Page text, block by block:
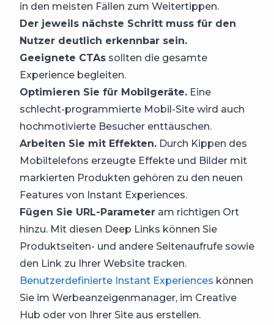
in den meisten Fällen zum Weitertippen.
Der jeweils nächste Schritt muss für den
Nutzer deutlich erkennbar sein.
Geeignete CTAs sollten die gesamte
Experience begleiten.
Optimieren Sie für Mobilgeräte. Eine
schlecht-programmierte Mobil-Site wird auch
hochmotivierte Besucher enttäuschen.
Arbeiten Sie mit Effekten. Durch Kippen des
Mobiltelefons erzeugte Effekte und Bilder mit
markierten Produkten gehören zu den neuen
Features von Instant Experiences.
Fügen Sie URL-Parameter am richtigen Ort
hinzu. Mit diesen Deep Links können Sie
Produktseiten- und andere Seitenaufrufe sowie
den Link zu Ihrer Website tracken.
Benutzerdefinierte Instant Experiences können
Sie im Werbeanzeigenmanager, im Creative
Hub oder von Ihrer Site aus erstellen.